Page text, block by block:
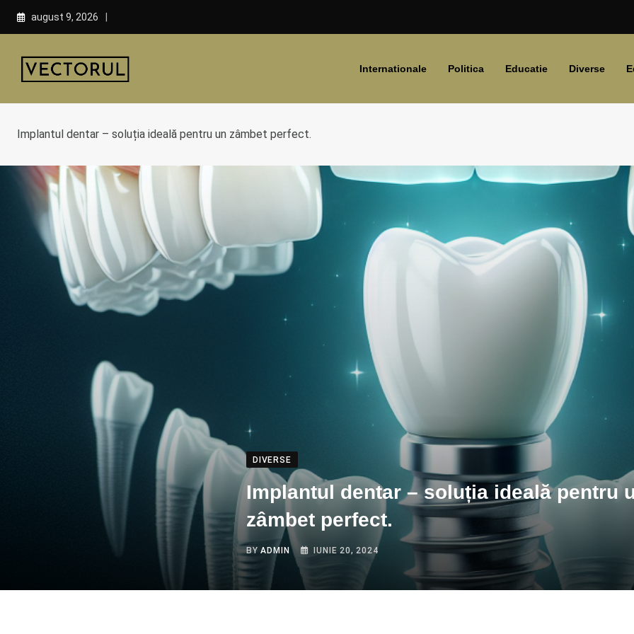
Skip
august 9, 2026
Internationale Politica Educatie Diverse
Implantul dentar – soluția ideală pentru un zâmbet perfect.
DIVERSE
Implantul dentar – soluția ideală pentru
zâmbet perfect.
BYADMIN IUNIE 20, 2024